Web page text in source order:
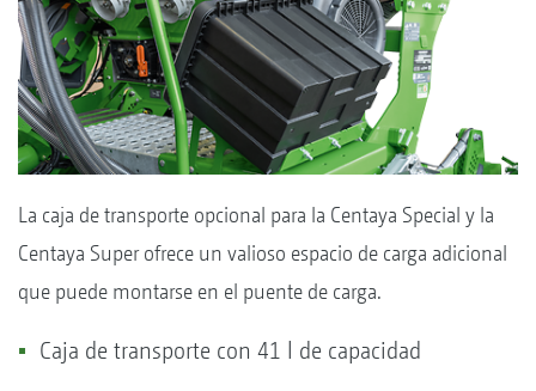
La caja de transporte opcional para la Centaya Special y la
Centaya Super ofrece un valioso espacio de carga adicional
que puede montarse en el puente de carga.
Caja de transporte con 41 l de capacidad